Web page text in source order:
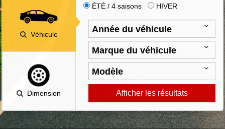
Véhicule
Dimension
ÉTÉ / 4 saisons HIVER
Afficher les résultats